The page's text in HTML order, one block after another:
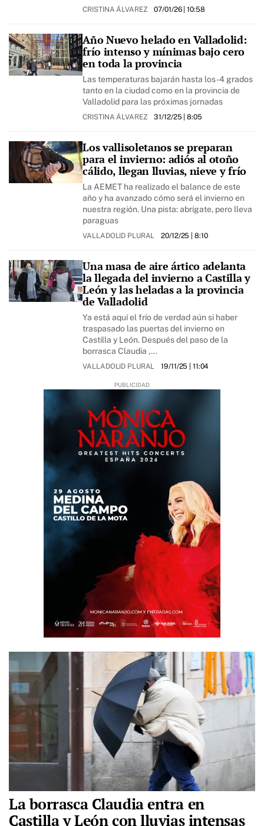
CRISTINA ÁLVAREZ 07/01/26| 10:58
Año Nuevo helado en Valladolid:
frío intenso y mínimas bajo cero
en toda la provincia
Las temperaturas bajarán hasta los -4 grados
tanto en la ciudad como en la provincia de
Valladolid para las próximas jornadas
CRISTINA ÁLVAREZ 31/12/25 | 8:05
Los vallisoletanos se preparan
para el invierno: adiós al otoño
cálido, llegan lluvias, nieve y frío
La AEMET ha realizado el balance de este
año y ha avanzado cómo será el invierno en
nuestra región. Una pista: abrígate, pero lleva
paraguas
VALLADOLID PLURAL 20/12/25 | 8:10
Una masa de aire ártico adelanta
la llegada del invierno a Castilla y
León y las heladas a la provincia
de Valladolid
Ya está aquí el frío de verdad aún si haber
traspasado las puertas del invierno en
Castilla y León. Después del paso de la
borrasca Claudia ,…
VALLADOLID PLURAL 19/11/25 | 11:04
La borrasca Claudia entra en
Castilla y León con lluvias intensas